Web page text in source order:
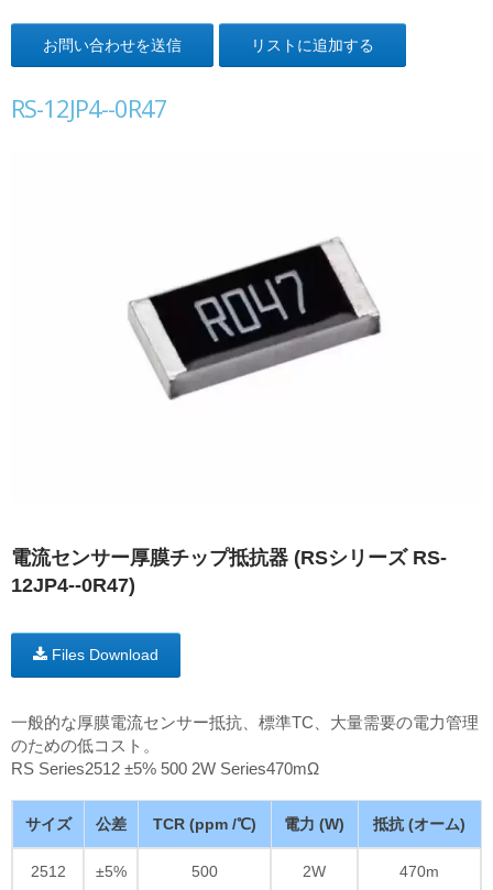
お問い合わせを送信 リストに追加する
RS-12JP4--0R47
電流センサー厚膜チップ抵抗器 (RSシリーズ RS-
12JP4--0R47)
Files Download
一般的な厚膜電流センサー抵抗、標準TC、大量需要の電力管理
のための低コスト。
RS Series2512 ±5% 500 2W Series470mΩ
サイズ 公差 TCR (ppm /℃) 電力 (W) 抵抗 (オーム)
2512 ±5% 500 2W 470m